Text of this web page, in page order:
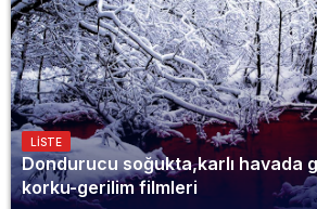
LISTE
Dondurucu soğukta,karlı havada
korku-gerilim filmleri